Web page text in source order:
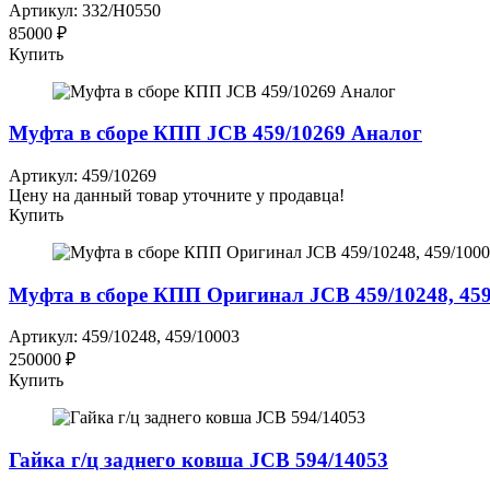
Артикул: 332/H0550
85000 ₽
Купить
Муфта в сборе КПП JCB 459/10269 Аналог
Артикул: 459/10269
Цену на данный товар уточните у продавца!
Купить
Муфта в сборе КПП Оригинал JCB 459/10248,
Артикул: 459/10248, 459/10003
250000 ₽
Купить
Гайка г/ц заднего ковша JCB 594/14053